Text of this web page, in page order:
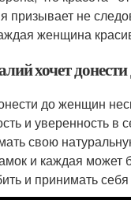
призывает не
женщина
хочет
до женщин
и
свою
и каждая
и принимать себя